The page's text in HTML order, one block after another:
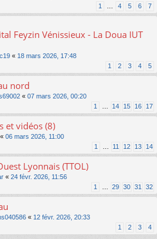
1 4 5 6 7
Feyzin Vénissieux - La Doua IUT
« 18 mars 2026, 17:48
1 2 3 4 5
nord
« 07 mars 2026, 00:20
1 14 15 16 17
et vidéos (8)
« 06 mars 2026, 11:00
1 11 12 13 14
Lyonnais (TTOL)
« 24 févr. 2026, 11:56
1 29 30 31 32
« 12 févr. 2026, 20:33
1 2 3 4